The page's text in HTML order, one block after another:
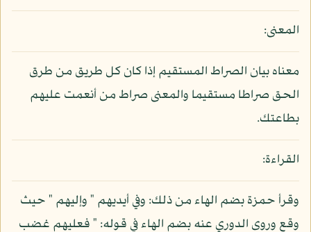
المعنى:
معناه بيان الصراط المستقيم إذا كان كل طريق من طرق
الحق صراطا مستقيما والمعنى صراط من أنعمت عليهم
بطاعتك.
القراءة:
وقرأ حمزة بضم الهاء من ذلك: وفي أيديهم " وإليهم " حيث
وقع وروى الدوري عنه بضم الهاء في قوله: " فعليهم غضب